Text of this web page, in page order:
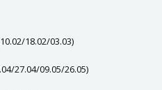
18.02/03.03)
27.04/09.05/26.05)